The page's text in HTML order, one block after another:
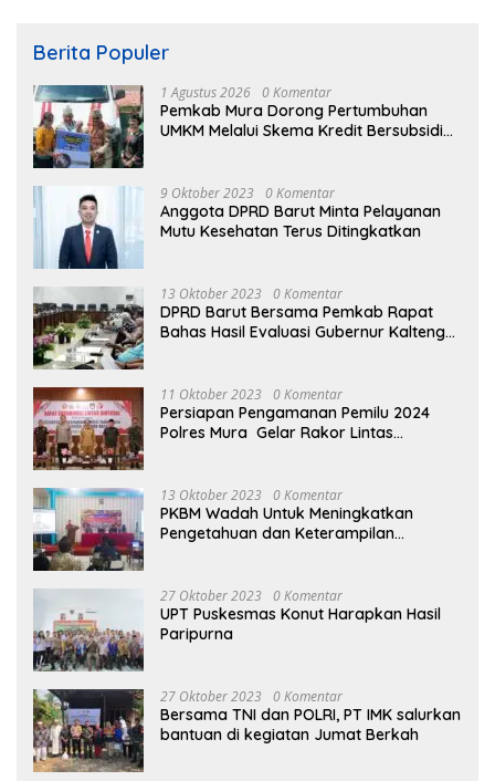
Berita Populer
1 Agustus 2026 0 Komentar
Pemkab Mura Dorong Pertumbuhan
UMKM Melalui Skema Kredit Bersubsidi
9 Oktober 2023 0 Komentar
Anggota DPRD Barut Minta Pelayanan
Mutu Kesehatan Terus Ditingkatkan
13 Oktober 2023 0 Komentar
DPRD Barut Bersama Pemkab Rapat
Bahas Hasil Evaluasi Gubernur Kalteng
11 Oktober 2023 0 Komentar
Persiapan Pengamanan Pemilu 2024
Polres Mura Gelar Rakor Lintas
13 Oktober 2023 0 Komentar
PKBM Wadah Untuk Meningkatkan
Pengetahuan dan Keterampilan
27 Oktober 2023 0 Komentar
UPT Puskesmas Konut Harapkan Hasil
Paripurna
27 Oktober 2023 0 Komentar
Bersama TNI dan POLRI, PT IMK salurkan
bantuan di kegiatan Jumat Berkah